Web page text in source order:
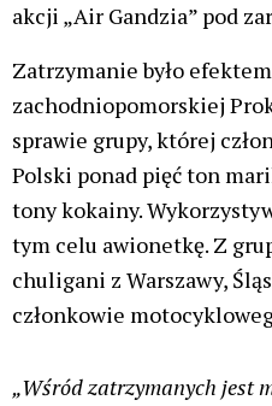
akcji „Air Gandzia” pod
Zatrzymanie było
zachodniopomorskiej
sprawie grupy, której
Polski ponad pięć ton
tony kokainy.
tym celu awionetkę. Z
chuligani z Warszawy,
członkowie
„Wśród zatrzymanych jest